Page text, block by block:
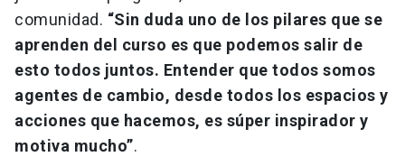
comunidad. “Sin duda uno de los pilares que se
aprenden del curso es que podemos salir de
esto todos juntos. Entender que todos somos
agentes de cambio, desde todos los espacios y
acciones que hacemos, es súper inspirador y
motiva mucho”.